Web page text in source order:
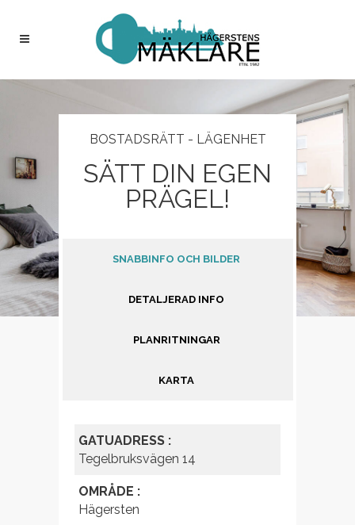
BOSTADSRÄTT - LÄGENHET
SÄTT DIN EGEN
PRÄGEL!
SNABBINFO OCH BILDER
DETALJERAD INFO
PLANRITNINGAR
KARTA
GATUADRESS :
Tegelbruksvägen 14
OMRÅDE :
Hägersten